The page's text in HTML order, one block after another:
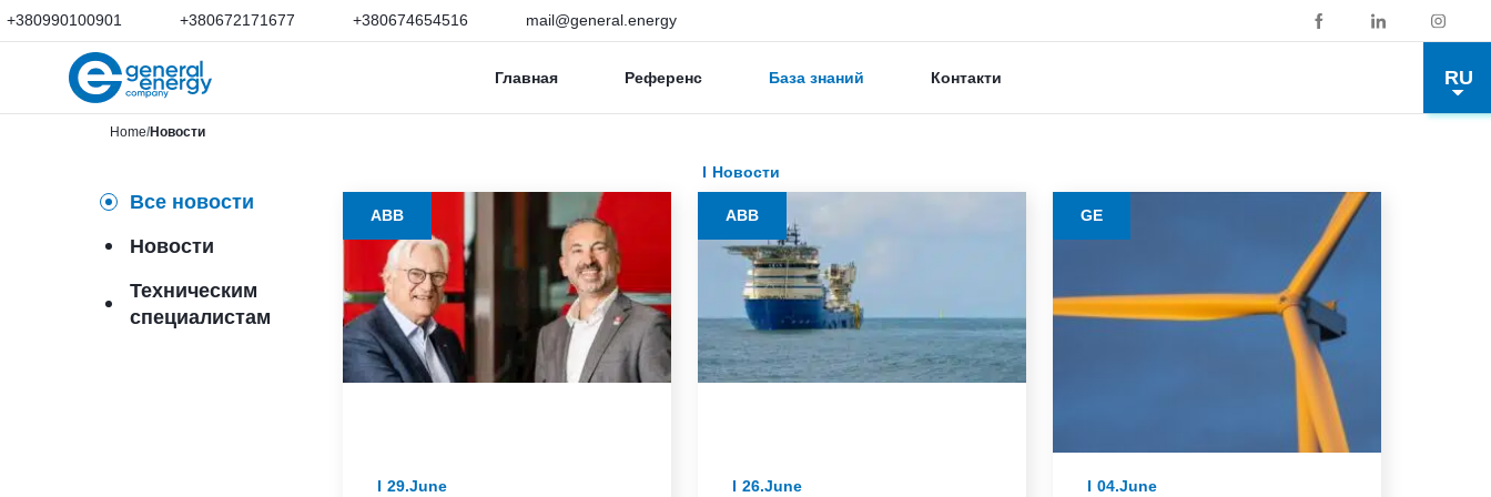
+380990100901 +380672171677 +380674654516 mail@general.energy
RU
Главная Референс База знаний Контакти
Home Новости
Новости
Все новости
Новости
Техническим
специалистам
ABB
29.June
ABB
26.June
GE
04.June